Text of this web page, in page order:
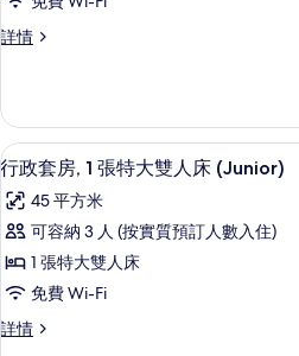
的
政
套
1
張
特
大
雙
人
床
(Master)
詳情
行
1
張
特
大
雙
人
(Master)
詳
載
入
所
有
行
政
套
行
4
行政套房, 1 張特大雙人床 (Junior)
45 平方米
可容納 3 人 (按實質預訂人數入住)
1 張特大雙人床
免費 Wi-Fi
詳情
行